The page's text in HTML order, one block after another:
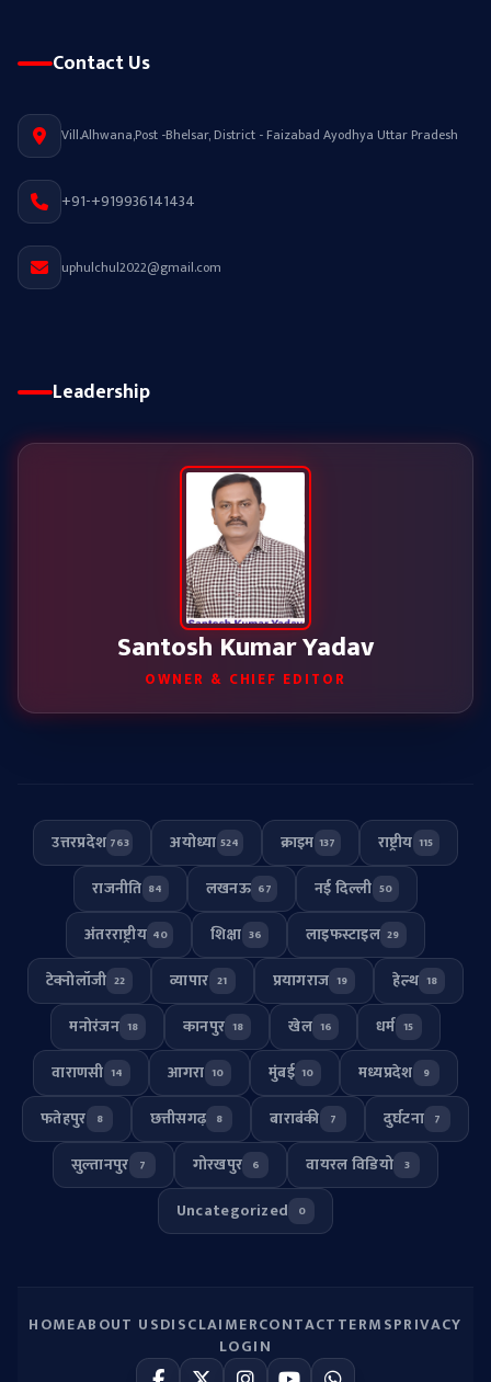
Contact Us
Vill.Alhwana,Post -Bhelsar, District - Faizabad Ayodhya Uttar Pradesh
+91-+919936141434
uphulchul2022@gmail.com
Leadership
Santosh Kumar Yadav
OWNER & CHIEF EDITOR
उत्तरप्रदेश 763 अयोध्या 524 क्राइम 137 राष्ट्रीय 115
राजनीति 84 लखनऊ 67 नई दिल्ली 50
अंतरराष्ट्रीय 40 शिक्षा 36 लाइफस्टाइल 29
टेक्नोलॉजी 22 व्यापार 21 प्रयागराज 19 हेल्थ 18
मनोरंजन 18 कानपुर 18 खेल 16 धर्म 15
वाराणसी 14 आगरा 10 मुंबई 10 मध्यप्रदेश 9
फतेहपुर 8 छत्तीसगढ़ 8 बाराबंकी 7 दुर्घटना 7
सुल्तानपुर 7 गोरखपुर 6 वायरल विडियो 3
Uncategorized 0
HOMEABOUT USDISCLAIMERCONTACTTERMSPRIVACY
LOGIN